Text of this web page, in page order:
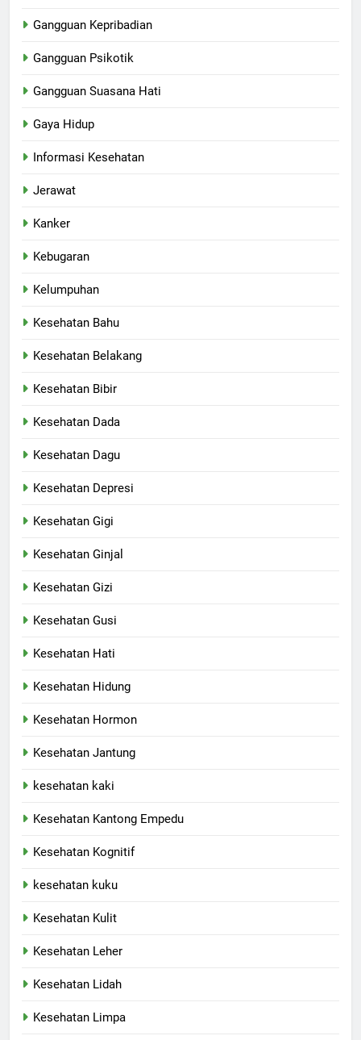
Gangguan Kepribadian
Gangguan Psikotik
Gangguan Suasana Hati
Gaya Hidup
Informasi Kesehatan
Jerawat
Kanker
Kebugaran
Kelumpuhan
Kesehatan Bahu
Kesehatan Belakang
Kesehatan Bibir
Kesehatan Dada
Kesehatan Dagu
Kesehatan Depresi
Kesehatan Gigi
Kesehatan Ginjal
Kesehatan Gizi
Kesehatan Gusi
Kesehatan Hati
Kesehatan Hidung
Kesehatan Hormon
Kesehatan Jantung
kesehatan kaki
Kesehatan Kantong Empedu
Kesehatan Kognitif
kesehatan kuku
Kesehatan Kulit
Kesehatan Leher
Kesehatan Lidah
Kesehatan Limpa